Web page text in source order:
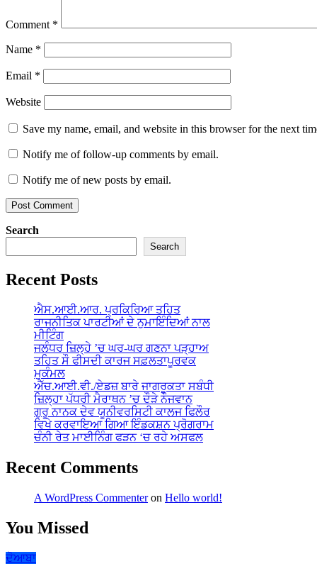
Comment *
Name *
Email *
Website
Save my name, email, and website in this browser for the next
Notify me of follow-up comments by email.
Notify me of new posts by email.
Search
Search
Recent Posts
ਐਸ.ਆਈ.ਆਰ. ਪ੍ਰਕਿਰਿਆ ਤਹਿਤ
ਰਾਜਨੀਤਿਕ ਪਾਰਟੀਆਂ ਦੇ ਨੁਮਾਇੰਦਿਆਂ ਨਾਲ
ਮੀਟਿੰਗ
ਜਲੰਧਰ ਜ਼ਿਲ੍ਹੇ ’ਚ ਘਰ-ਘਰ ਗਣਨਾ ਪੜ੍ਹਾਅ
ਤਹਿਤ ਸੌ ਫੀਸਦੀ ਕਾਰਜ ਸਫ਼ਲਤਾਪੂਰਵਕ
ਮੁਕੰਮਲ
ਐੱਚ.ਆਈ.ਵੀ./ਏਡਜ਼ ਬਾਰੇ ਜਾਗਰੂਕਤਾ ਸਬੰਧੀ
ਜ਼ਿਲ੍ਹਾ ਪੱਧਰੀ ਮੈਰਾਥਨ ’ਚ ਦੌੜੇ ਨੌਜਵਾਨ
ਗੁਰੂ ਨਾਨਕ ਦੇਵ ਯੂਨੀਵਰਸਿਟੀ ਕਾਲਜ ਫਿਲੌਰ
ਵਿਖੇ ਕਰਵਾਇਆ ਗਿਆ ਇੰਡਕਸ਼ਨ ਪ੍ਰੋਗਰਾਮ
ਚੰਨੀ ਰੇਤ ਮਾਈਨਿੰਗ ਫੜਨ ‘ਚ ਰਹੇ ਅਸਫਲ
Recent Comments
A WordPress Commenteron Hello world!
You Missed
ਦੋਆਬਾ